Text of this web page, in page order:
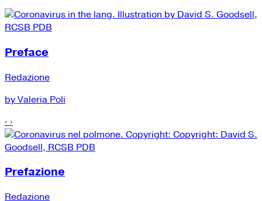
Preface
Redazione
by Valeria Poli
‹ ›
Prefazione
Redazione